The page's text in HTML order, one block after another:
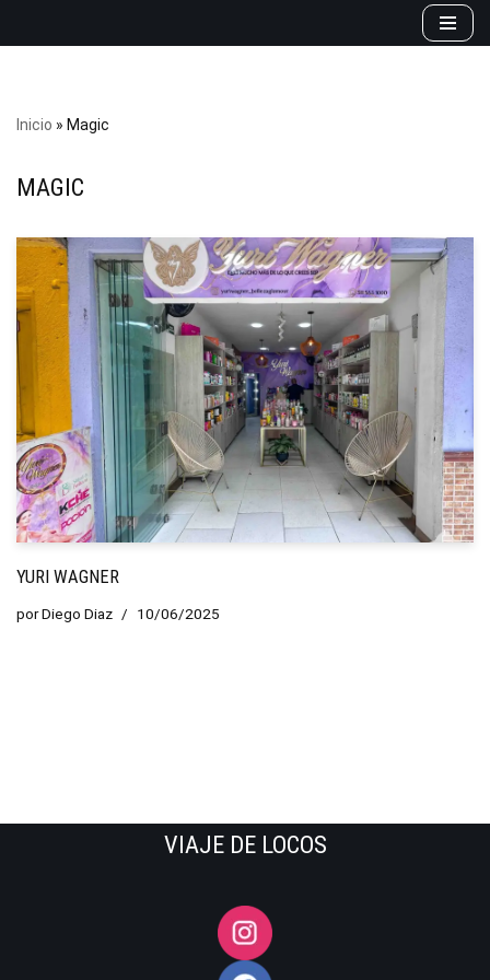
Inicio » Magic
MAGIC
YURI WAGNER
porDiego Diaz 10/06/2025
VIAJE DE LOCOS